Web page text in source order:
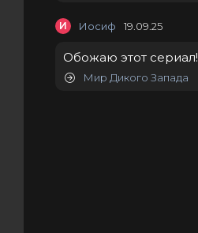
И Иосиф 19.09.25
Обожаю этот сериал!
Мир Дикого Запада